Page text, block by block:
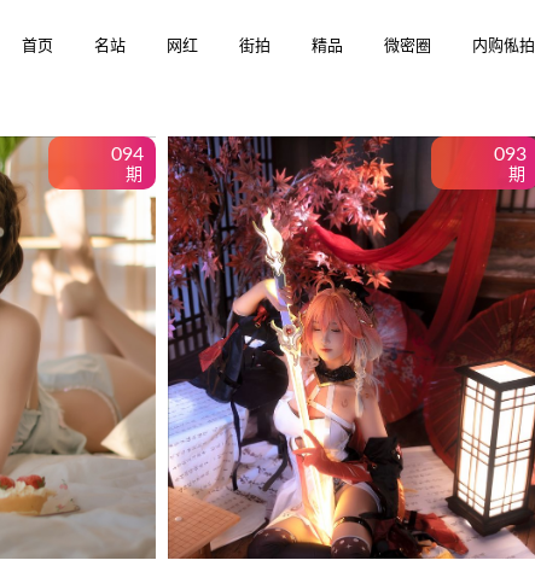
首页 名站 网红 街拍 精品 微密圈 内购俬拍
094
期
093
期